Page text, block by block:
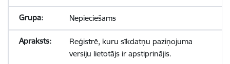
Nepieciešams
Reģistrē, kuru sīkdatņu paziņojuma
versiju lietotājs ir apstiprinājis.